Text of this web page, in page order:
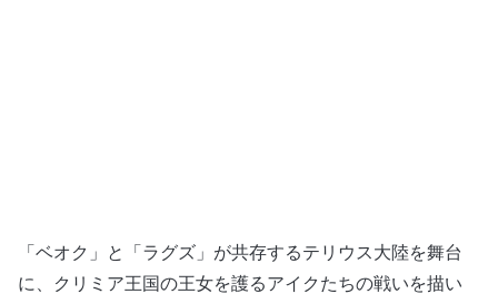
「ベオク」と「ラグズ」が共存するテリウス大陸を舞台
に、クリミア王国の王女を護るアイクたちの戦いを描い